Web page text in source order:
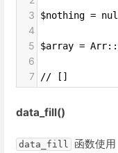
3
$nothing =
4
5
$array =
6
7
// []
data_fill()
data_fill
函数使